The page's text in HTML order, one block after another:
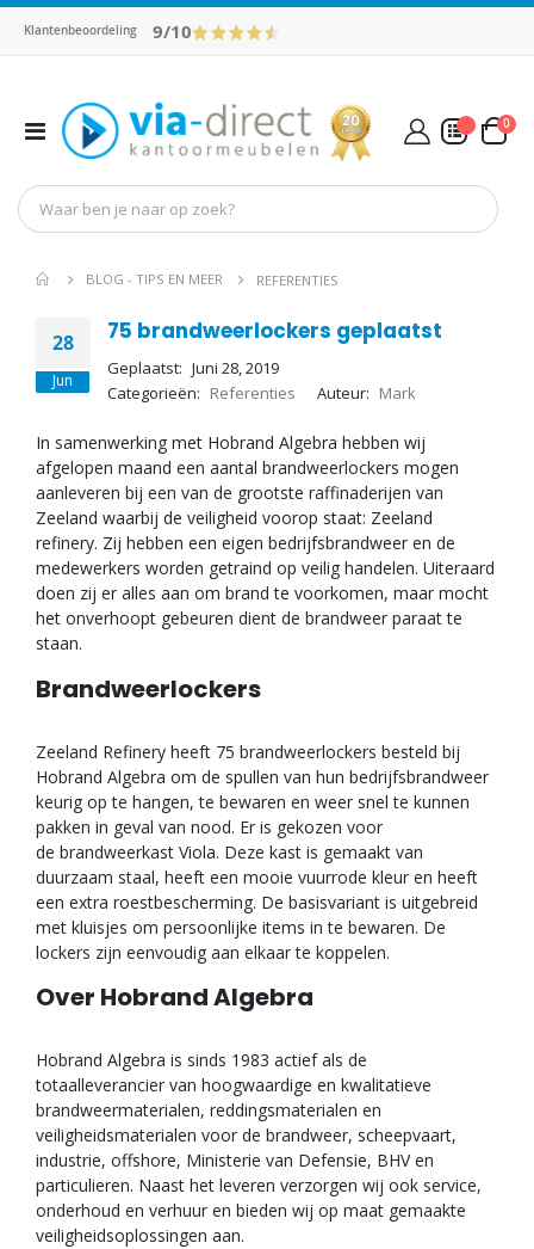
Klantenbeoordeling 9/10
Toggle
Nav
Cart
0
BLOG - TIPS EN MEER REFERENTIES
28
Jun
75 brandweerlockers geplaatst
Geplaatst: Juni 28, 2019
Categorieën: Referenties Auteur: Mark
In samenwerking met Hobrand Algebra hebben wij
afgelopen maand een aantal brandweerlockers mogen
aanleveren bij een van de grootste raffinaderijen van
Zeeland waarbij de veiligheid voorop staat: Zeeland
refinery. Zij hebben een eigen bedrijfsbrandweer en de
medewerkers worden getraind op veilig handelen. Uiteraard
doen zij er alles aan om brand te voorkomen, maar mocht
het onverhoopt gebeuren dient de brandweer paraat te
staan.
Brandweerlockers
Zeeland Refinery heeft 75 brandweerlockers besteld bij
Hobrand Algebra om de spullen van hun bedrijfsbrandweer
keurig op te hangen, te bewaren en weer snel te kunnen
pakken in geval van nood. Er is gekozen voor
de brandweerkast Viola. Deze kast is gemaakt van
duurzaam staal, heeft een mooie vuurrode kleur en heeft
een extra roestbescherming. De basisvariant is uitgebreid
met kluisjes om persoonlijke items in te bewaren. De
lockers zijn eenvoudig aan elkaar te koppelen.
Over Hobrand Algebra
Hobrand Algebra is sinds 1983 actief als de
totaalleverancier van hoogwaardige en kwalitatieve
brandweermaterialen, reddingsmaterialen en
veiligheidsmaterialen voor de brandweer, scheepvaart,
industrie, offshore, Ministerie van Defensie, BHV en
particulieren. Naast het leveren verzorgen wij ook service,
onderhoud en verhuur en bieden wij op maat gemaakte
veiligheidsoplossingen aan.